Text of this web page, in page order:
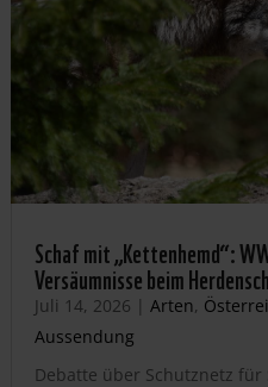
Schaf mit „Kettenhemd“:
Versäumnisse beim
Juli 14, 2026 | Arten,
Aussendung
Debatte über Schutznetz für